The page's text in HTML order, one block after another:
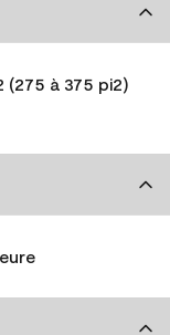
(275 à 375 pi2)